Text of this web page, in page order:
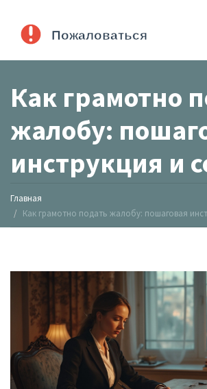
Как грамотно
жалобу:
инструкция и
Главная
Как грамотно подать жалобу: пошаговая